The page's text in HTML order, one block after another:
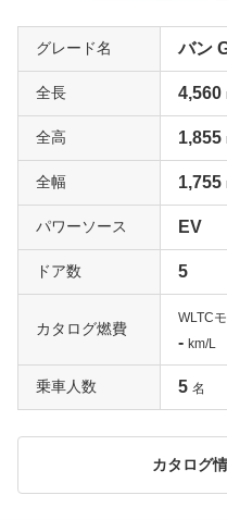
グレード名 バン
全長 4,560
全高 1,855
全幅 1,755
パワーソース EV
ドア数 5
カタログ燃費
WLTC
- km/L
乗車人数 5 名
カタログ